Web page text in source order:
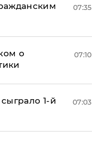
07:35
о
07:10
1-й
07:03